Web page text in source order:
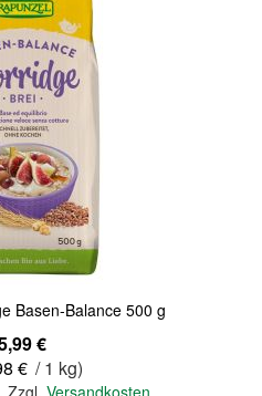
Basen-Balance 500 g
€
€ / 1 kg)
,Zzgl.Versandkosten